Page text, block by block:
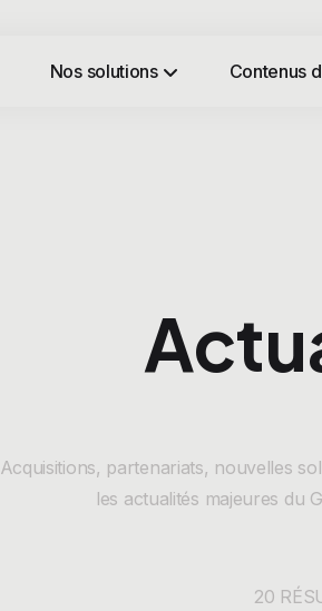
Nos solutions Contenus
Acquisitions, partenariats, nouvelles
les actualités majeures du
20